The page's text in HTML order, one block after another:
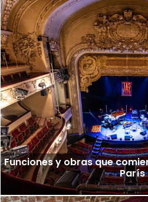
Funciones y obras que
París